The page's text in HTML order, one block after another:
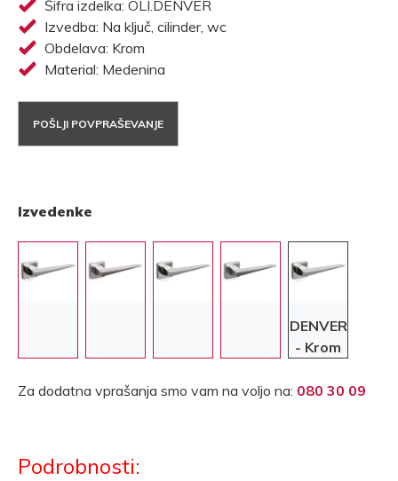
Šifra izdelka: OLI.DENVER
Izvedba: Na ključ, cilinder, wc
Obdelava: Krom
Material: Medenina
POŠLJI POVPRAŠEVANJE
Izvedenke
DENVER
- Krom
Za dodatna vprašanja smo vam na voljo na: 080 30 09
Podrobnosti: